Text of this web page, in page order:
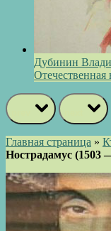
Дубинин
Отечественная
Главная страница »
Нострадамус (1503